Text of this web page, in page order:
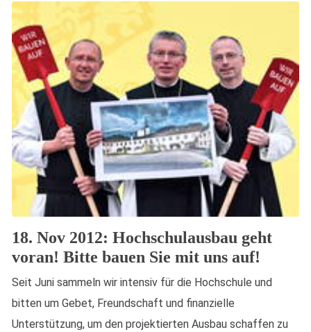
18. Nov 2012: Hochschulausbau geht
voran! Bitte bauen Sie mit uns auf!
Seit Juni sammeln wir intensiv für die Hochschule und
bitten um Gebet, Freundschaft und finanzielle
Unterstützung, um den projektierten Ausbau schaffen zu